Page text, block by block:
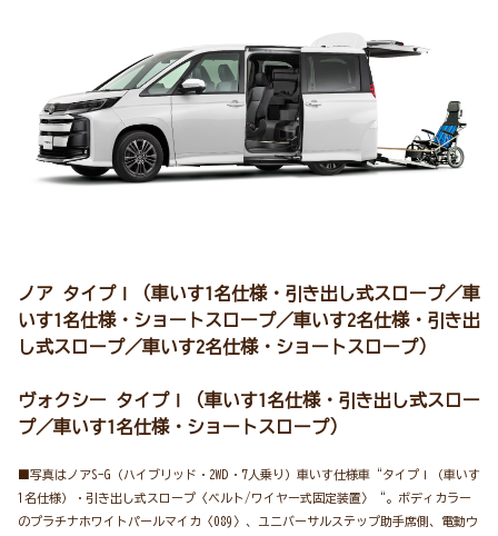
ノア タイプⅠ（車いす1名仕様・引き出し式スロープ／車
いす1名仕様・ショートスロープ／車いす2名仕様・引き出
し式スロープ／車いす2名仕様・ショートスロープ）
ヴォクシー タイプⅠ（車いす1名仕様・引き出し式スロー
プ／車いす1名仕様・ショートスロープ）
■写真はノアS-G（ハイブリッド・2WD・7人乗り）車いす仕様車“タイプⅠ（車いす
1名仕様）・引き出し式スロープ〈ベルト/ワイヤー式固定装置〉“。ボディカラー
のプラチナホワイトパールマイカ〈089〉、ユニバーサルステップ助手席側、電動ウ